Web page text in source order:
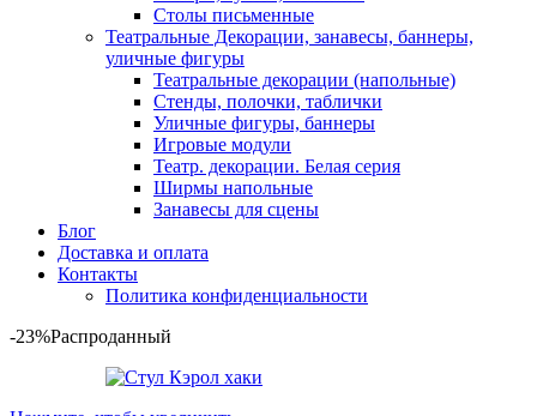
Столы письменные
Театральные Декорации, занавесы, баннеры,
уличные фигуры
Театральные декорации (напольные)
Стенды, полочки, таблички
Уличные фигуры, баннеры
Игровые модули
Театр. декорации. Белая серия
Ширмы напольные
Занавесы для сцены
Блог
Доставка и оплата
Контакты
Политика конфиденциальности
-23%Распроданный